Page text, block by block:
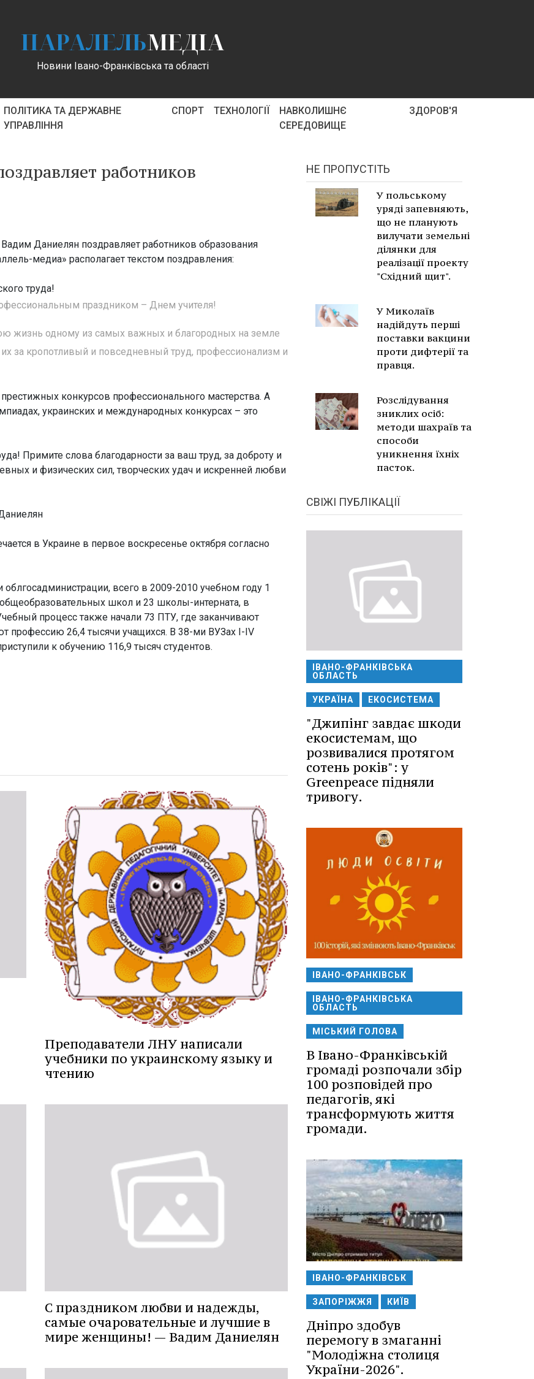
ПАРАЛЕЛЬМЕДІА
Новини Івано-Франківська та області
ПОЛІТИКА ТА ДЕРЖАВНЕ
УПРАВЛІННЯ
СПОРТ ТЕХНОЛОГІЇ
НАВКОЛИШНЄ
СЕРЕДОВИЩЕ
ЗДОРОВ'Я
работников
Даниелян поздравляет работников образования
медиа» располагает текстом поздравления:
труда!
праздником – Днем учителя!
жизнь одному из самых важных и благородных на земле
за кропотливый и повседневный труд, профессионализм и
конкурсов профессионального мастерства. А
украинских и международных конкурсах – это
Примите слова благодарности за ваш труд, за доброту и
и физических сил, творческих удач и искренней любви
в Украине в первое воскресенье октября согласно
всего в 2009-2010 учебном году 1
школ и 23 школы-интерната, в
процесс также начали 73 ПТУ, где заканчивают
профессию 26,4 тысячи учащихся. В 38-ми ВУЗах I-IV
к обучению 116,9 тысяч студентов.
Преподаватели ЛНУ написали
учебники по украинскому языку и
чтению
С праздником любви и надежды,
самые очаровательные и лучшие в
мире женщины! — Вадим Даниелян
НЕ ПРОПУСТІТЬ
У польському
уряді запевняють,
що не планують
вилучати земельні
ділянки для
реалізації проекту
"Східний щит".
У Миколаїв
надійдуть перші
поставки вакцини
проти дифтерії та
правця.
Розслідування
зниклих осіб:
методи шахраїв та
способи
уникнення їхніх
пасток.
СВІЖІ ПУБЛІКАЦІЇ
ІВАНО-ФРАНКІВСЬКА
ОБЛАСТЬ
УКРАЇНА ЕКОСИСТЕМА
"Джипінг завдає шкоди
екосистемам, що
розвивалися протягом
сотень років": у
Greenpeace підняли
тривогу.
ІВАНО-ФРАНКІВСЬК
ІВАНО-ФРАНКІВСЬКА
ОБЛАСТЬ
МІСЬКИЙ ГОЛОВА
В Івано-Франківській
громаді розпочали збір
100 розповідей про
педагогів, які
трансформують життя
громади.
ІВАНО-ФРАНКІВСЬК
ЗАПОРІЖЖЯ КИЇВ
Дніпро здобув
перемогу в змаганні
"Молодіжна столиця
України-2026".